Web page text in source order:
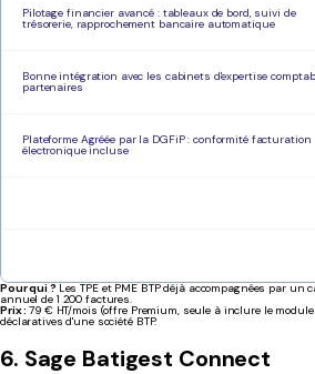
Pilotage financier avancé : tableaux de bord, suivi de
trésorerie, rapprochement bancaire automatique
Bonne intégration avec les cabinets d'expertise
partenaires
Plateforme Agréée par la DGFiP : conformité facturation
électronique incluse
Pour qui ?Les TPE et PME BTP déjà accompagnées par
annuel de 1 200 factures.
Prix :79 € HT/mois (offre Premium, seule à inclure le
déclaratives d'une société BTP.
6. Sage Batigest Connect